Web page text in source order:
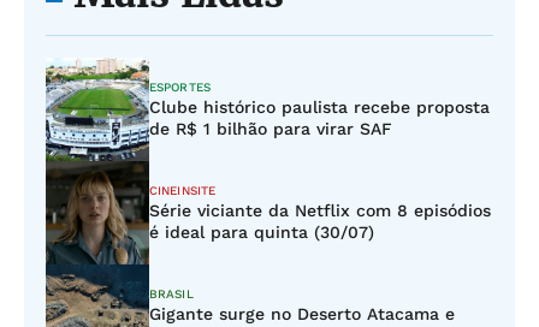
ESPORTES
Clube histórico paulista recebe proposta
de R$ 1 bilhão para virar SAF
CINEINSITE
Série viciante da Netflix com 8 episódios
é ideal para quinta (30/07)
BRASIL
Gigante surge no Deserto Atacama e